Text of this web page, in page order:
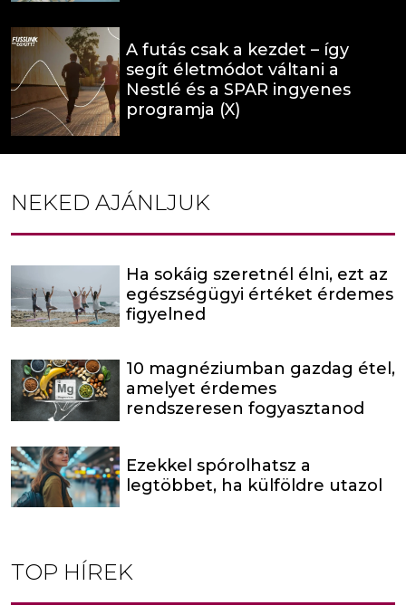
A futás csak a kezdet – így
segít életmódot váltani a
Nestlé és a SPAR ingyenes
programja (X)
NEKED AJÁNLJUK
Ha sokáig szeretnél élni, ezt az
egészségügyi értéket érdemes
figyelned
10 magnéziumban gazdag étel,
amelyet érdemes
rendszeresen fogyasztanod
Ezekkel spórolhatsz a
legtöbbet, ha külföldre utazol
TOP HÍREK